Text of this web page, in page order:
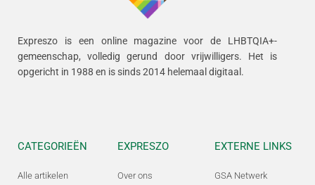
Expreszo is een online magazine voor de LHBTQIA+-
gemeenschap, volledig gerund door vrijwilligers. Het is
opgericht in 1988 en is sinds 2014 helemaal digitaal.
CATEGORIEËN
Alle artikelen
EXPRESZO
Over ons
EXTERNE LINKS
GSA Netwerk